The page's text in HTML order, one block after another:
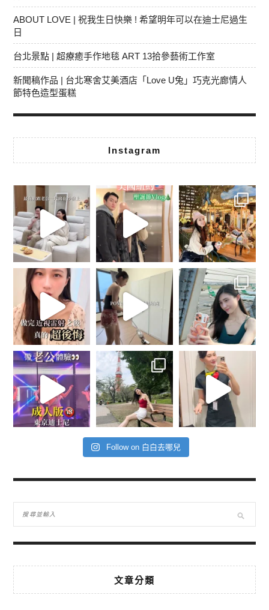
ABOUT LOVE | 祝我生日快樂 ! 希望明年可以在迪士尼過生
日
台北景點 | 超療癒手作地毯 ART 13拾參藝術工作室
新聞稿作品 | 台北寒舍艾美酒店「Love U兔」巧克光廊情人
節特色造型蛋糕
Instagram
Follow on 白白去哪兒
文章分類